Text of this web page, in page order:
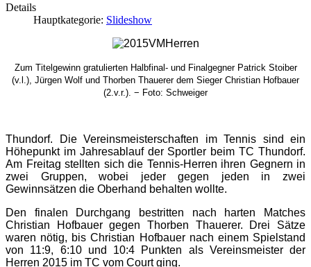
Details
Hauptkategorie: Slideshow
Zum Titelgewinn gratulierten Halbfinal- und Finalgegner Patrick Stoiber
(v.l.), Jürgen Wolf und Thorben Thauerer dem Sieger Christian Hofbauer
(2.v.r.). − Foto: Schweiger
Thundorf. Die Vereinsmeisterschaften im Tennis sind ein
Höhepunkt im Jahresablauf der Sportler beim TC Thundorf.
Am Freitag stellten sich die Tennis-Herren ihren Gegnern in
zwei Gruppen, wobei jeder gegen jeden in zwei
Gewinnsätzen die Oberhand behalten wollte.
Den finalen Durchgang bestritten nach harten Matches
Christian Hofbauer gegen Thorben Thauerer. Drei Sätze
waren nötig, bis Christian Hofbauer nach einem Spielstand
von 11:9, 6:10 und 10:4 Punkten als Vereinsmeister der
Herren 2015 im TC vom Court ging.